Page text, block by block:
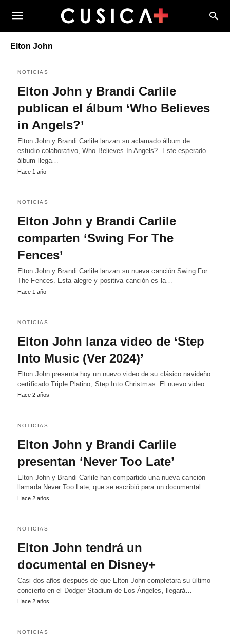
Elton John
NOTICIAS
Elton John y Brandi Carlile
publican el álbum ‘Who Believes
in Angels?’
Elton John y Brandi Carlile lanzan su aclamado álbum de
estudio colaborativo, Who Believes In Angels?. Este esperado
álbum llega…
Hace 1 año
NOTICIAS
Elton John y Brandi Carlile
comparten ‘Swing For The
Fences’
Elton John y Brandi Carlile lanzan su nueva canción Swing For
The Fences. Esta alegre y positiva canción es la…
Hace 1 año
NOTICIAS
Elton John lanza video de ‘Step
Into Music (Ver 2024)’
Elton John presenta hoy un nuevo video de su clásico navideño
certificado Triple Platino, Step Into Christmas. El nuevo video…
Hace 2 años
NOTICIAS
Elton John y Brandi Carlile
presentan ‘Never Too Late’
Elton John y Brandi Carlile han compartido una nueva canción
llamada Never Too Late, que se escribió para un documental…
Hace 2 años
NOTICIAS
Elton John tendrá un
documental en Disney+
Casi dos años después de que Elton John completara su último
concierto en el Dodger Stadium de Los Ángeles, llegará…
Hace 2 años
NOTICIAS